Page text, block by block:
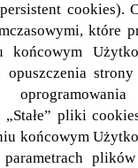
cookies).
które
końcowym
opuszczenia
pliki
końcowym